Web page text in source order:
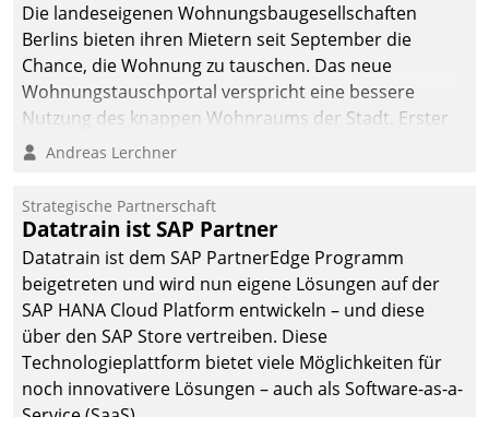
Die landeseigenen Wohnungsbaugesellschaften
Berlins bieten ihren Mietern seit September die
Chance, die Wohnung zu tauschen. Das neue
Wohnungstauschportal verspricht eine bessere
Nutzung des knappen Wohnraums der Stadt. Erster
Anwendungsfall für Datatrains Lösung API-Hub mit
Unternehmen.
Andreas Lerchner
Strategische Partnerschaft
Datatrain ist SAP Partner
Datatrain ist dem SAP PartnerEdge Programm
beigetreten und wird nun eigene Lösungen auf der
SAP HANA Cloud Platform entwickeln – und diese
über den SAP Store vertreiben. Diese
Technologieplattform bietet viele Möglichkeiten für
noch innovativere Lösungen – auch als Software-as-a-
Service (SaaS).